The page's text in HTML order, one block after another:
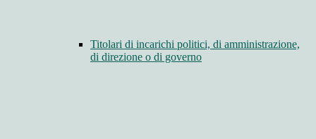
Titolari di incarichi politici, di amministrazione,
di direzione o di governo